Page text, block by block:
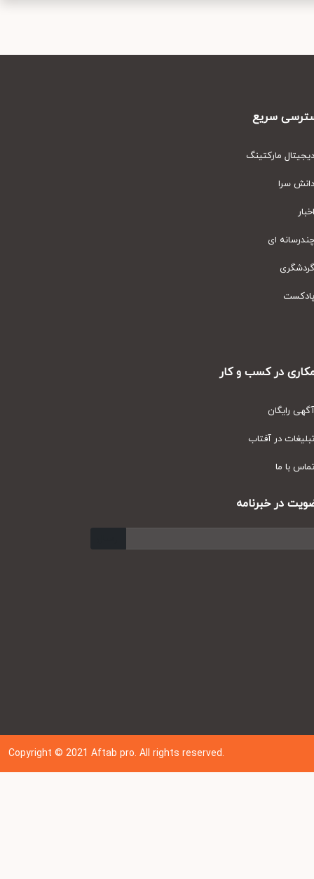
سریع
مارکتینگ
سرا
ای
در کسب و کار
رایگان
در آفتاب
با ما
در خبرنامه
Copyright © 202 1Aftab pro. All rights reserved.